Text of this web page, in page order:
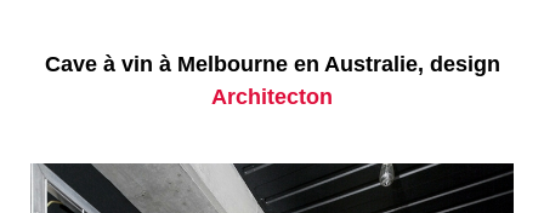
Cave à vin à Melbourne en Australie, design
Architecton